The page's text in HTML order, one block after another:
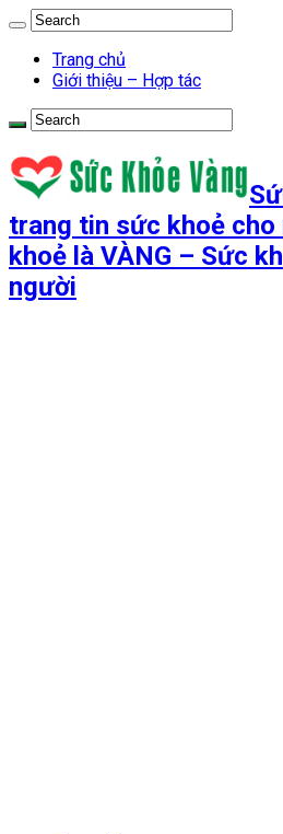
Trang chủ
Giới thiệu – Hợp tác
trang tin sức khoẻ
khoẻ là VÀNG – Sức
người